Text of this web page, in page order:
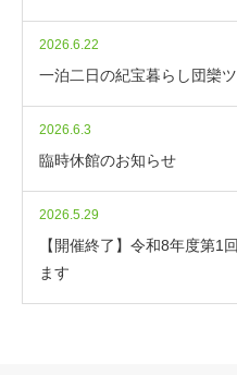
2026.6.22
一泊二日の紀宝暮らし団欒
2026.6.3
臨時休館のお知らせ
2026.5.29
【開催終了】令和8年度第1
ます